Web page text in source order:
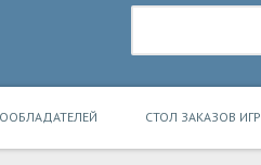
СТОЛ ЗАКАЗОВ ИГР